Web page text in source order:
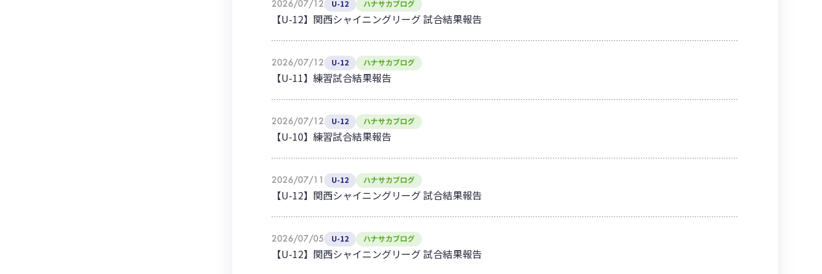
2026/07/12 U-12 ハナサカブログ
【U-12】関西シャイニングリーグ 試合結果報告
2026/07/12 U-12 ハナサカブログ
【U-11】練習試合結果報告
2026/07/12 U-12 ハナサカブログ
【U-10】練習試合結果報告
2026/07/11 U-12 ハナサカブログ
【U-12】関西シャイニングリーグ 試合結果報告
2026/07/05 U-12 ハナサカブログ
【U-12】関西シャイニングリーグ 試合結果報告